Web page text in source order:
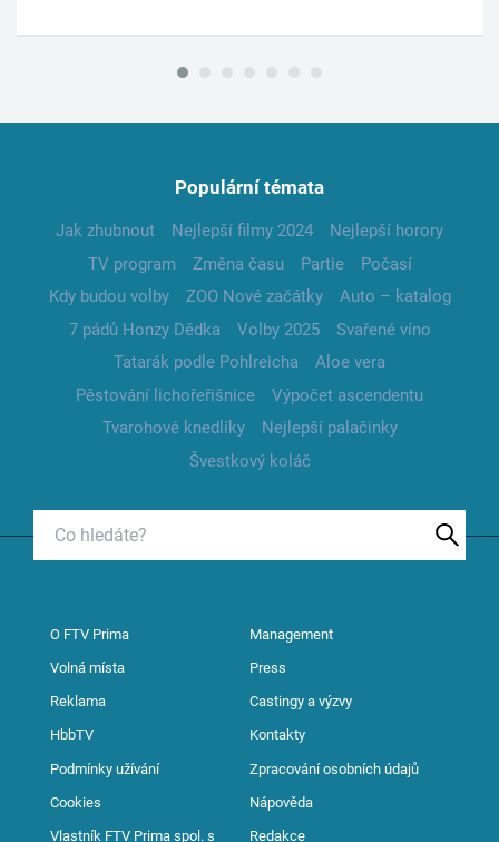
Populární témata
Jak zhubnout Nejlepší filmy 2024
Nejlepší horory
TV program
Změna času Partie
Počasí
Kdy budou volby
ZOO Nové začátky
Auto – katalog
7 pádů Honzy Dědka
Volby 2025
Svařené víno
Tatarák podle Pohlreicha
Aloe vera
Pěstování lichořeřišnice
Výpočet ascendentu
Tvarohové knedlíky
Nejlepší palačinky
Švestkový koláč
O FTV Prima Management
Volná místa Press
Reklama Castingy a výzvy
HbbTV Kontakty
Podmínky užívání Zpracování osobních údajů
Cookies Nápověda
Vlastník FTV Prima spol. s Redakce